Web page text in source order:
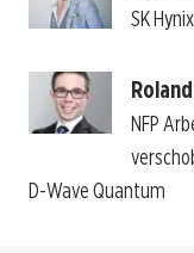
SK
NFP
D-Wave Quantum